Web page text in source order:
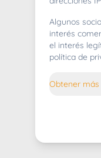
Algunos
interés
el interés
política de
Obtener